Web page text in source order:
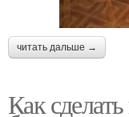
читать дальше →
Как